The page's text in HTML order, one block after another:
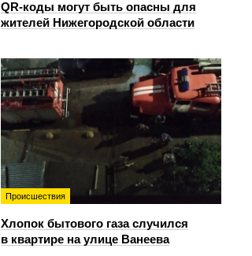
QR-коды могут быть опасны для
жителей Нижегородской области
Происшествия
Хлопок бытового газа случился
в квартире на улице Ванеева